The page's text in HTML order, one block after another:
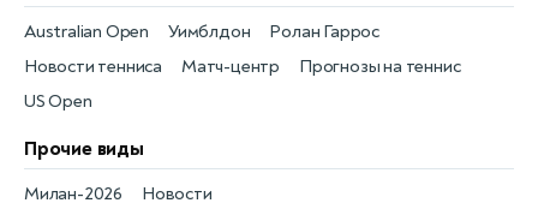
Новости тенниса
Australian Open
Матч-центр
Уимблдон
Прогнозы на теннис
Ролан Гаррос
US Open
Прочие виды
Новости
Милан-2026